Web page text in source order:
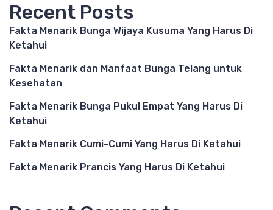
Recent Posts
Fakta Menarik Bunga Wijaya Kusuma Yang Harus Di
Ketahui
Fakta Menarik dan Manfaat Bunga Telang untuk
Kesehatan
Fakta Menarik Bunga Pukul Empat Yang Harus Di
Ketahui
Fakta Menarik Cumi-Cumi Yang Harus Di Ketahui
Fakta Menarik Prancis Yang Harus Di Ketahui